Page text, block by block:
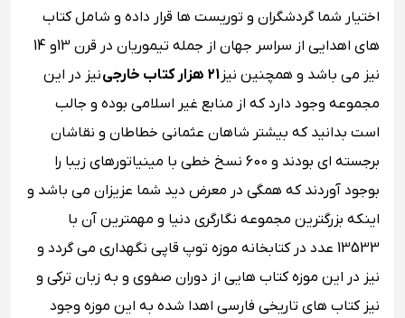
اختیار شما گردشگران و توریست ها قرار داده و شامل کتاب
نیز می باشد و همچنین نیز 21 هزار کتاب خارجی
نیز در این
مجموعه وجود دارد که از منابع غیر اسلامی بوده و جالب
است بدانید که بیشتر شاهان عثمانی خطاطان و نقاشان
برجسته ای بودند و 600 نسخ خطی با مینیاتورهای زیبا را
بوجود آوردند که همگی در معرض دید شما عزیزان می باشد و
اینکه بزرگترین مجموعه نگارگری دنیا و مهمترین آن با
13533 عدد در کتابخانه موزه توپ قاپی نگهداری می گردد و
نیز در این موزه کتاب هایی از دوران صفوی و به زبان ترکی و
نیز کتاب های تاریخی فارسی اهدا شده به این موزه وجود